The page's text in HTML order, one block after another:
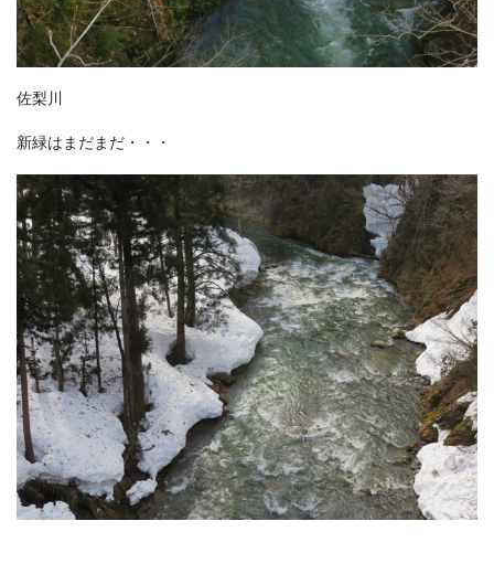
佐梨川
新緑はまだまだ・・・